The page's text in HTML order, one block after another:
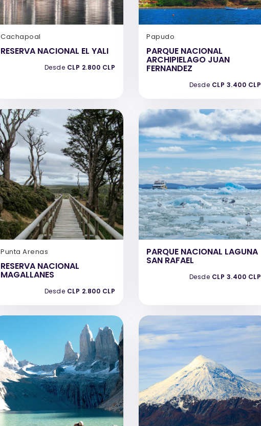
Cachapoal
RESERVA NACIONAL EL YALI
Desde CLP 2.800 CLP
Papudo
PARQUE NACIONAL
ARCHIPIELAGO JUAN
FERNANDEZ
Desde CLP 3.400 CLP
Punta Arenas
RESERVA NACIONAL
MAGALLANES
Desde CLP 2.800 CLP
PARQUE NACIONAL LAGUNA
SAN RAFAEL
Desde CLP 3.400 CLP